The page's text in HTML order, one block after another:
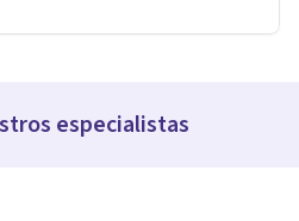
especialistas